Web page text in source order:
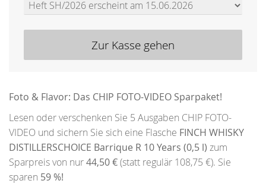
Zur Kasse gehen
Foto & Flavor: Das CHIP FOTO-VIDEO Sparpaket!
Lesen oder verschenken Sie 5 Ausgaben CHIP FOTO-
VIDEO und sichern Sie sich eine Flasche FINCH WHISKY
DISTILLERSCHOICE Barrique R 10 Years (0,5 l) zum
Sparpreis von nur44,50 €(statt regulär 108,75 €). Sie
sparen 59 %!